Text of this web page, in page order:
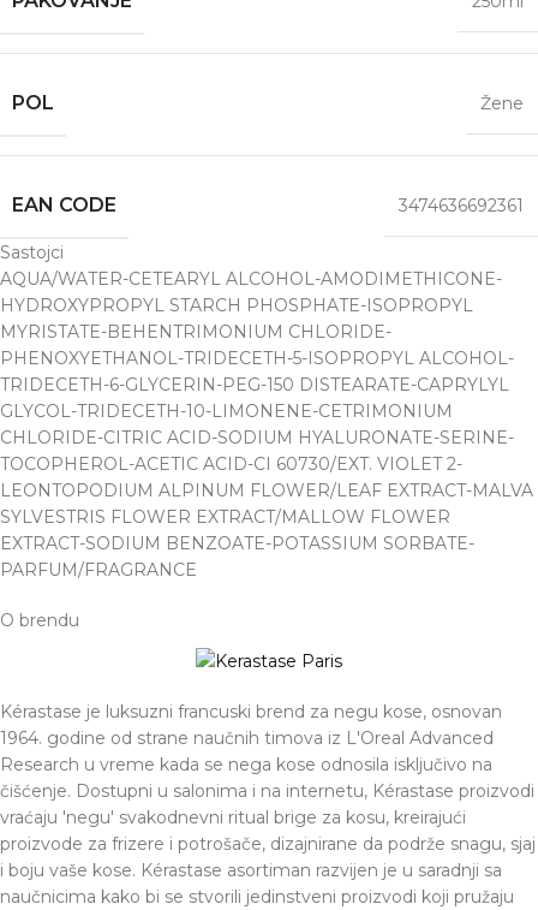
POL Žene
EAN CODE 3474636692361
Sastojci
AQUA/WATER-CETEARYL ALCOHOL-AMODIMETHICONE-
HYDROXYPROPYL STARCH PHOSPHATE-ISOPROPYL
MYRISTATE-BEHENTRIMONIUM CHLORIDE-
PHENOXYETHANOL-TRIDECETH-5-ISOPROPYL ALCOHOL-
TRIDECETH-6-GLYCERIN-PEG-150 DISTEARATE-CAPRYLYL
GLYCOL-TRIDECETH-10-LIMONENE-CETRIMONIUM
CHLORIDE-CITRIC ACID-SODIUM HYALURONATE-SERINE-
TOCOPHEROL-ACETIC ACID-CI 60730/EXT. VIOLET 2-
LEONTOPODIUM ALPINUM FLOWER/LEAF EXTRACT-MALVA
SYLVESTRIS FLOWER EXTRACT/MALLOW FLOWER
EXTRACT-SODIUM BENZOATE-POTASSIUM SORBATE-
PARFUM/FRAGRANCE
O brendu
Kérastase je luksuzni francuski brend za negu kose, osnovan
1964. godine od strane naučnih timova iz L'Oreal Advanced
Research u vreme kada se nega kose odnosila isključivo na
čišćenje. Dostupni u salonima i na internetu, Kérastase proizvodi
vraćaju 'negu' svakodnevni ritual brige za kosu, kreirajući
proizvode za frizere i potrošače, dizajnirane da podrže snagu, sjaj
i boju vaše kose. Kérastase asortiman razvijen je u saradnji sa
naučnicima kako bi se stvorili jedinstveni proizvodi koji pružaju